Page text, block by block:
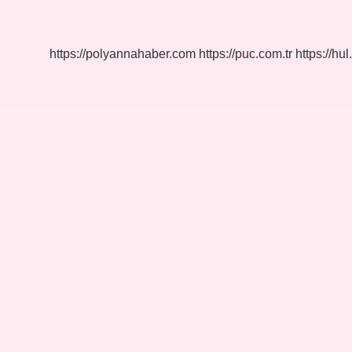
https://polyannahaber.com https://puc.com.tr https://